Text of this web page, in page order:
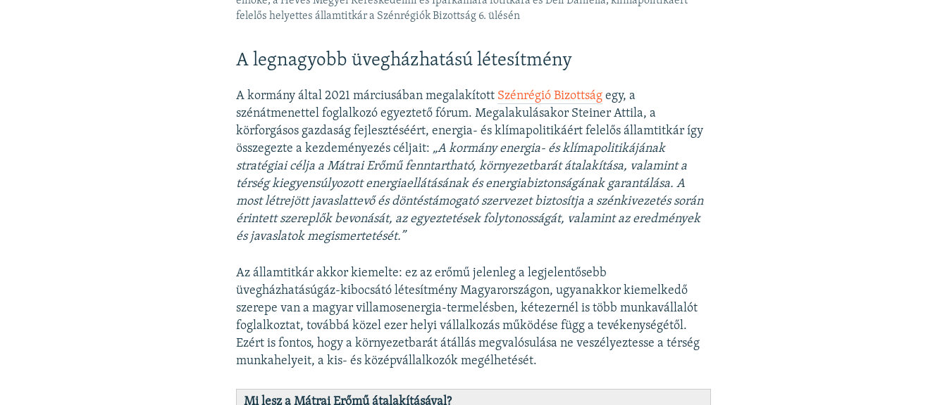
felelős helyettes államtitkár a Szénrégiók Bizottság 6. ülésén
A legnagyobb üvegházhatású létesítmény
A kormány által 2021 márciusában megalakított Szénrégió Bizottság egy, a
szénátmenettel foglalkozó egyeztető fórum. Megalakulásakor Steiner Attila, a
körforgásos gazdaság fejlesztéséért, energia- és klímapolitikáért felelős államtitkár így
összegezte a kezdeményezés céljait: „A kormány energia- és klímapolitikájának
stratégiai célja a Mátrai Erőmű fenntartható, környezetbarát átalakítása, valamint a
térség kiegyensúlyozott energiaellátásának és energiabiztonságának garantálása. A
most létrejött javaslattevő és döntéstámogató szervezet biztosítja a szénkivezetés során
érintett szereplők bevonását, az egyeztetések folytonosságát, valamint az eredmények
és javaslatok megismertetését.”
Az államtitkár akkor kiemelte: ez az erőmű jelenleg a legjelentősebb
üvegházhatásúgáz-kibocsátó létesítmény Magyarországon, ugyanakkor kiemelkedő
szerepe van a magyar villamosenergia-termelésben, kétezernél is több munkavállalót
foglalkoztat, továbbá közel ezer helyi vállalkozás működése függ a tevékenységétől.
Ezért is fontos, hogy a környezetbarát átállás megvalósulása ne veszélyeztesse a térség
munkahelyeit, a kis- és középvállalkozók megélhetését.
Mi lesz a Mátrai Erőmű átalakításával?